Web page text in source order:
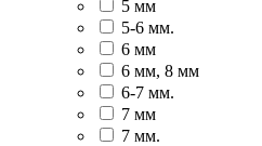
5 мм
5-6 мм.
6 мм
6 мм, 8 мм
6-7 мм.
7 мм
7 мм.